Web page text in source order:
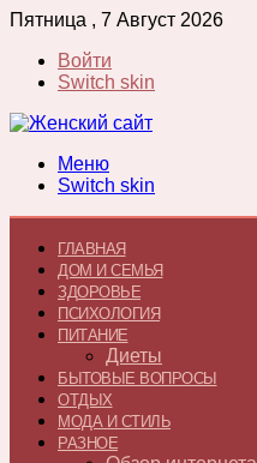
Пятница , 7 Август 2026
Войти
Switch skin
Меню
Switch skin
ГЛАВНАЯ
ДОМ И СЕМЬЯ
ЗДОРОВЬЕ
ПСИХОЛОГИЯ
ПИТАНИЕ
Диеты
БЫТОВЫЕ ВОПРОСЫ
ОТДЫХ
МОДА И СТИЛЬ
РАЗНОЕ